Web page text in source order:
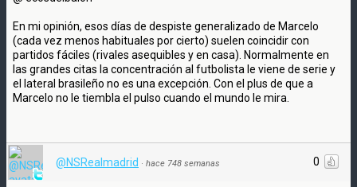
En mi opinión, esos días de despiste generalizado de Marcelo
(cada vez menos habituales por cierto) suelen coincidir con
partidos fáciles (rivales asequibles y en casa). Normalmente en
las grandes citas la concentración al futbolista le viene de serie y
el lateral brasileño no es una excepción. Con el plus de que a
Marcelo no le tiembla el pulso cuando el mundo le mira.
0
@NSRealmadrid · hace 748 semanas